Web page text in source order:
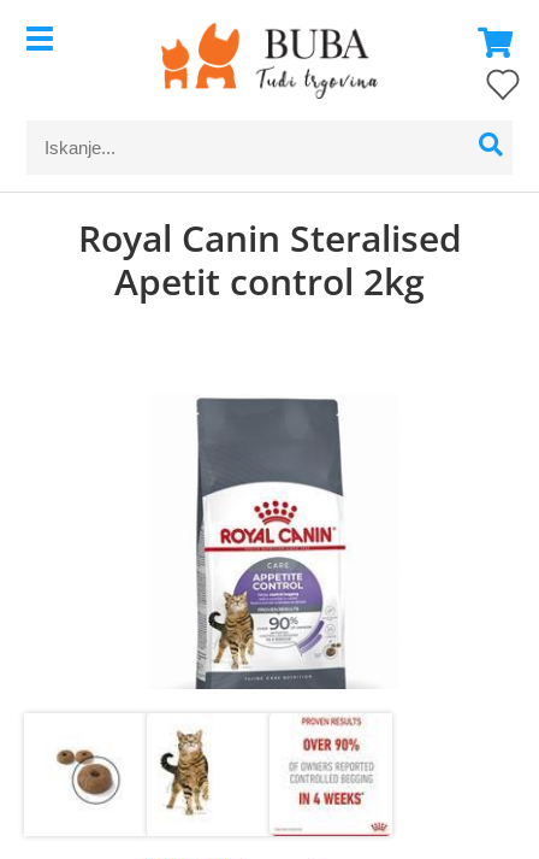
Royal Canin Steralised
Apetit control 2kg